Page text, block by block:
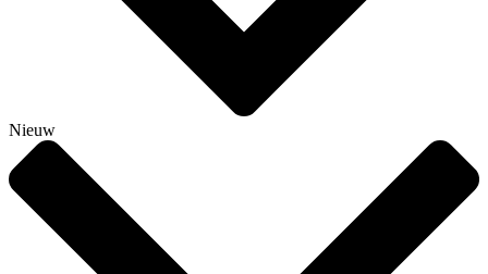
Nieuw